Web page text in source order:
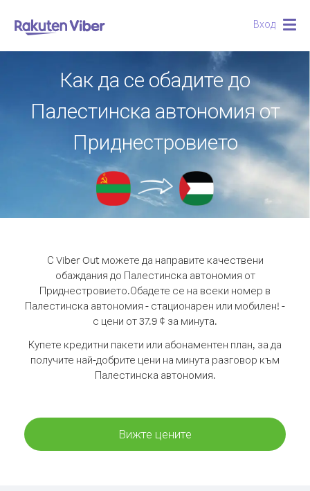
Вход
Как да се обадите до
Палестинска автономия от
Приднестровието
С Viber Out можете да направите качествени
обаждания до Палестинска автономия от
Приднестровието.Обадете се на всеки номер в
Палестинска автономия - стационарен или мобилен! -
с цени от 37.9 ¢ за минута.
Купете кредитни пакети или абонаментен план, за да
получите най-добрите цени на минута разговор към
Палестинска автономия.
Вижте цените